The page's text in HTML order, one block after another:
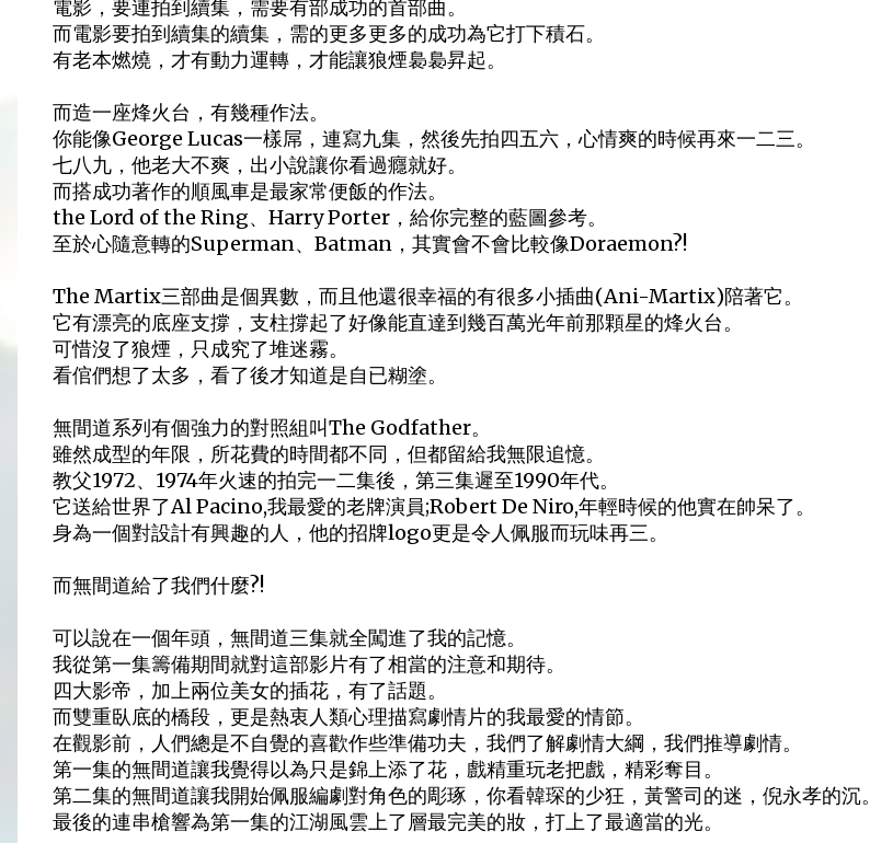
電影，要連拍到續集，需要有部成功的首部曲。
而電影要拍到續集的續集，需的更多更多的成功為它打下積石。
有老本燃燒，才有動力運轉，才能讓狼煙裊裊昇起。
而造一座烽火台，有幾種作法。
你能像George Lucas一樣屌，連寫九集，然後先拍四五六，心情爽的時候再來一二三。
七八九，他老大不爽，出小說讓你看過癮就好。
而搭成功著作的順風車是最家常便飯的作法。
the Lord of the Ring、Harry Porter，給你完整的藍圖參考。
至於心隨意轉的Superman、Batman，其實會不會比較像Doraemon?!
The Martix三部曲是個異數，而且他還很幸福的有很多小插曲(Ani-Martix)陪著它。
它有漂亮的底座支撐，支柱撐起了好像能直達到幾百萬光年前那顆星的烽火台。
可惜沒了狼煙，只成究了堆迷霧。
看倌們想了太多，看了後才知道是自已糊塗。
無間道系列有個強力的對照組叫The Godfather。
雖然成型的年限，所花費的時間都不同，但都留給我無限追憶。
教父1972、1974年火速的拍完一二集後，第三集遲至1990年代。
它送給世界了Al Pacino,我最愛的老牌演員;Robert De Niro,年輕時候的他實在帥呆了。
身為一個對設計有興趣的人，他的招牌logo更是令人佩服而玩味再三。
而無間道給了我們什麼?!
可以說在一個年頭，無間道三集就全闖進了我的記憶。
我從第一集籌備期間就對這部影片有了相當的注意和期待。
四大影帝，加上兩位美女的插花，有了話題。
而雙重臥底的橋段，更是熱衷人類心理描寫劇情片的我最愛的情節。
在觀影前，人們總是不自覺的喜歡作些準備功夫，我們了解劇情大綱，我們推導劇情。
第一集的無間道讓我覺得以為只是錦上添了花，戲精重玩老把戲，精彩奪目。
第二集的無間道讓我開始佩服編劇對角色的彫琢，你看韓琛的少狂，黃警司的迷，倪永孝的沉。
最後的連串槍響為第一集的江湖風雲上了層最完美的妝，打上了最適當的光。